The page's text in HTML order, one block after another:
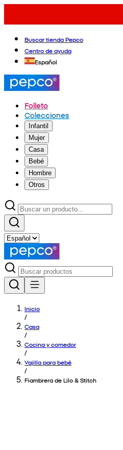
Buscar tienda Pepco
Centro de ayuda
Español
Folleto
Colecciones
Infantil
Mujer
Casa
Bebé
Hombre
Otros
Inicio
/
Casa
/
Cocina y comedor
/
Vajilla para bebé
/
Fiambrera de Lilo & Stitch